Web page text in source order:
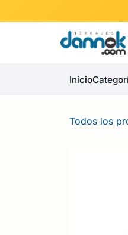
Inicio
Todos los